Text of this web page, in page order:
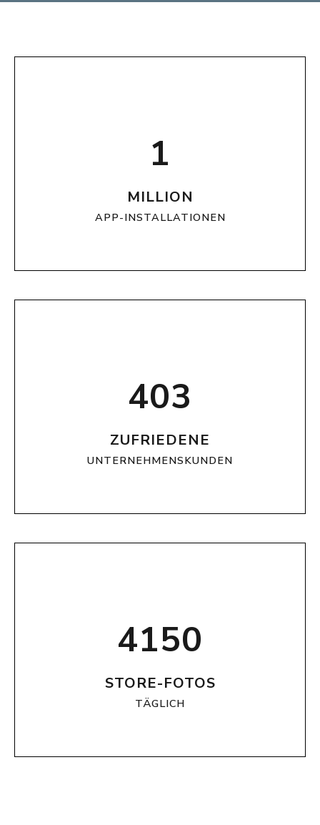
1
MILLION
APP-INSTALLATIONEN
403
ZUFRIEDENE
UNTERNEHMENSKUNDEN
4150
STORE-FOTOS
TÄGLICH